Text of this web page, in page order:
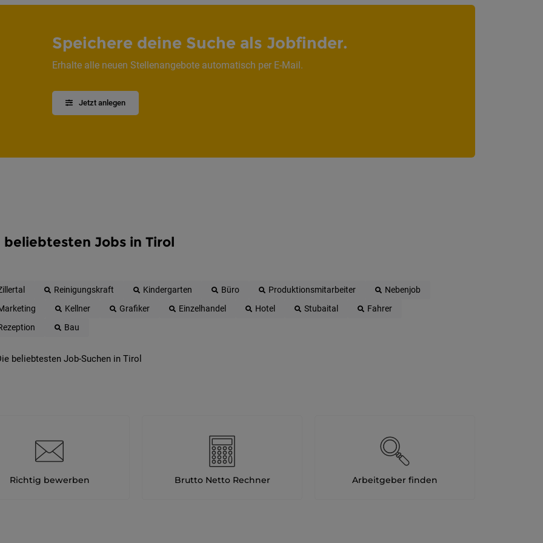
Speichere deine Suche als Jobfinder.
Erhalte alle neuen Stellenangebote automatisch per E-Mail.
Jetzt anlegen
beliebtesten Jobs in Tirol
Reinigungskraft Kindergarten Büro Produktionsmitarbeiter
Nebenjob
Kellner Grafiker Einzelhandel Hotel Stubaital
Fahrer
Bau
beliebtesten Job-Suchen in Tirol
Richtig bewerben Brutto Netto Rechner Arbeitgeber finden